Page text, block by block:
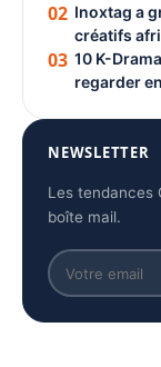
02 Inoxtag a
créatifs
03 10 K-
regarder
NEWSLETTER
Les tendances
boîte mail.